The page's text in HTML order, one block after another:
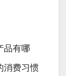
品有哪
消费习惯